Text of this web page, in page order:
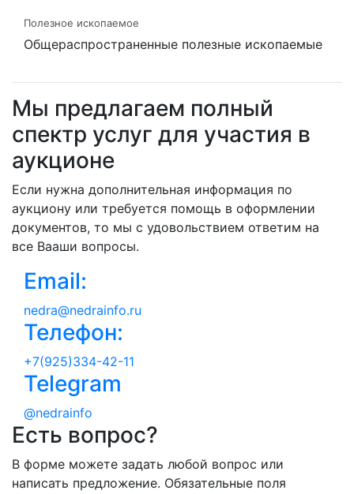
Полезное ископаемое
Общераспространенные полезные ископаемые
Мы предлагаем полный
спектр услуг для участия в
аукционе
Если нужна дополнительная информация по
аукциону или требуется помощь в оформлении
документов, то мы с удовольствием ответим на
все Вааши вопросы.
Email:
nedra@nedrainfo.ru
Телефон:
+7(925)334-42-11
Telegram
@nedrainfo
Есть вопрос?
В форме можете задать любой вопрос или
написать предложение. Обязательные поля